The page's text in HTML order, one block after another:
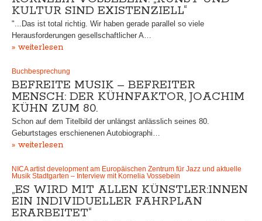
KULTUR SIND EXISTENZIELL“
"...Das ist total richtig. Wir haben gerade parallel so viele
Herausforderungen gesellschaftlicher A…
» weiterlesen
Buchbesprechung
BEFREITE MUSIK – BEFREITER
MENSCH: DER KÜHNFAKTOR, JOACHIM
KÜHN ZUM 80.
Schon auf dem Titelbild der unlängst anlässlich seines 80.
Geburtstages erschienenen Autobiographi…
» weiterlesen
NICA artist development am Europäischen Zentrum für Jazz und aktuelle
Musik Stadtgarten – Interview mit Kornelia Vossebein
„ES WIRD MIT ALLEN KÜNSTLER:INNEN
EIN INDIVIDUELLER FAHRPLAN
ERARBEITET“